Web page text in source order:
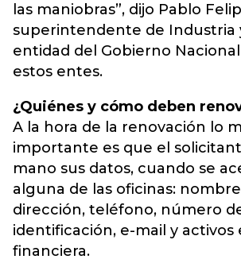
las maniobras”, dijo Pablo
superintendente de Industria
entidad del Gobierno
estos entes.
¿Quiénes y cómo deben
A la hora de la renovación lo
importante es que el
mano sus datos, cuando se
alguna de las oficinas:
dirección, teléfono, número
identificación, e-mail y activos
financiera.